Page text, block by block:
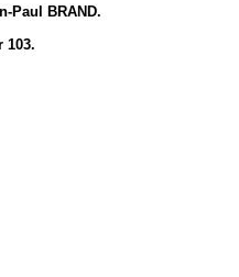
Paul BRAND.
103.